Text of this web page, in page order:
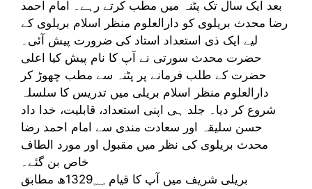
بعد ایک سال تک پٹنہ میں مطب کرتے رہے۔ امام احمد
رضا محدث بریلوی کو دارالعلوم منظر اسلام بریلوی کے
لیے ایک ذی استعداد استاد کی ضرورت پیش آئی۔
حضرت محدث سورتی نے آپ کا نام پیش کیا اعلی
حضرت کے طلب فرمانے پر پٹنہ سے مطب چھوڑ کر
دارالعلوم منظر اسلام بریلی میں تدریس کا سلسلہ
شروع کر دیا۔ جلد ہی اپنی استعداد، قابلیت، خدا داد
حسن سلیقہ اور سعادت مندی سے امام احمد رضا
محدث بریلوی کی نظر میں مقبول اور مورد الطاف
خاص بن گئے۔
بریلی شریف میں آپ کا قیام 1329؁ھ مطابق